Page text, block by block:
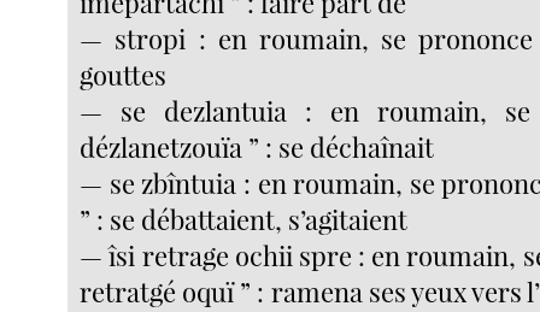
— stropi : en roumain, se
gouttes
— se dezlantuia : en roumain, se
dézlanetzouïa ” : se déchaînait
— se zbîntuia : en roumain, se
” : se débattaient, s’agitaient
— îsi retrage ochii spre : en roumain,
retratgé oquï ” : ramena ses yeux vers